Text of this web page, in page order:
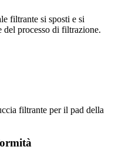
filtrante si sposti e si
del processo di filtrazione.
filtrante per il pad della